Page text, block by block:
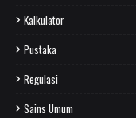
Kalkulator
Pustaka
Regulasi
Sains Umum